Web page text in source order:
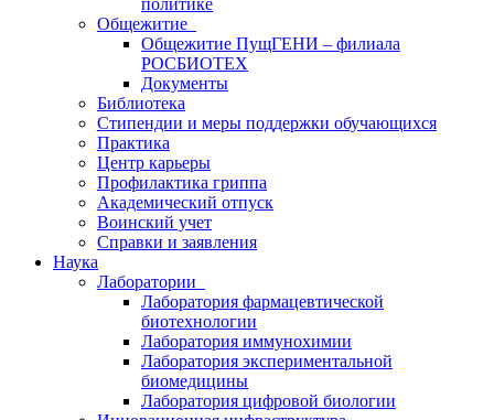
политике
Общежитие
Общежитие ПущГЕНИ – филиала
РОСБИОТЕХ
Документы
Библиотека
Стипендии и меры поддержки обучающихся
Практика
Центр карьеры
Профилактика гриппа
Академический отпуск
Воинский учет
Справки и заявления
Наука
Лаборатории
Лаборатория фармацевтической
биотехнологии
Лаборатория иммунохимии
Лаборатория экспериментальной
биомедицины
Лаборатория цифровой биологии